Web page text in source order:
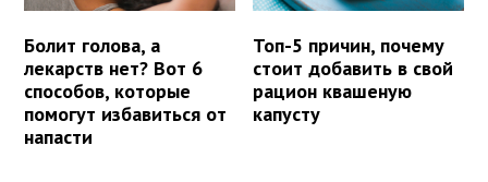
Болит голова, а
лекарств нет? Вот 6
способов, которые
помогут избавиться от
напасти
Топ-5 причин, почему
стоит добавить в свой
рацион квашеную
капусту